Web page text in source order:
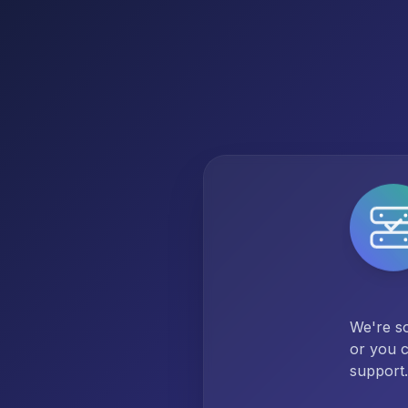
We're
or you
support.